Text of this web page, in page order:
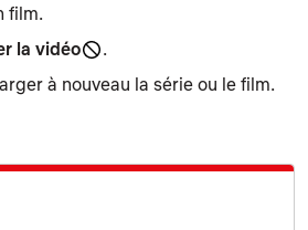
film.
la vidéo
.
à nouveau la série ou le film.